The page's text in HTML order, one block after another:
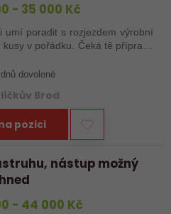
- 35 000 Kč
umí poradit s rozjezdem výrobní
v pořádku. Čeká tě příprava
dovolené
Brod
pozici
nástup možný
- 44 000 Kč